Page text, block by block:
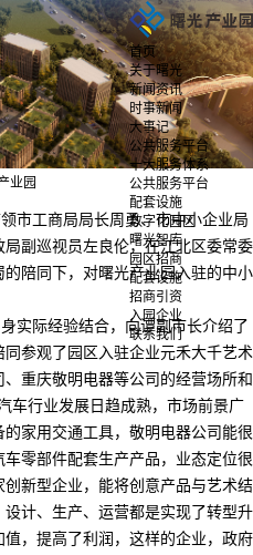
首页
关于曙光
新闻资讯
时事新闻
大事记
公共服务平台
十大服务体系
公共服务平台
配套设施
数字化园区
曙光智库
园区招商
配套设施
招商引资
入园企业
联系我们
业园
市工商局局长周勇、市中小企业局
副巡视员左良伦，在江北区委常委
陪同下，对曙光产业园入驻的中小
实际经验结合，向谭副市长介绍了
参观了园区入驻企业元禾大千艺术
重庆敬明电器等公司的经营场所和
车行业发展日趋成熟，市场前景广
家用交通工具，敬明电器公司能很
零部件配套生产产品，业态定位很
新型企业，能将创意产品与艺术结
计、生产、运营都是实现了转型升
，提高了利润，这样的企业，政府